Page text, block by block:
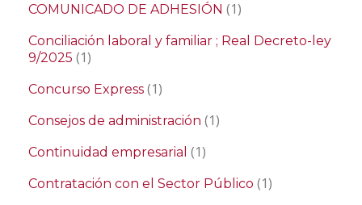
COMUNICADO DE ADHESIÓN (1)
Conciliación laboral y familiar ; Real Decreto-ley
9/2025 (1)
Concurso Express (1)
Consejos de administración (1)
Continuidad empresarial (1)
Contratación con el Sector Público (1)